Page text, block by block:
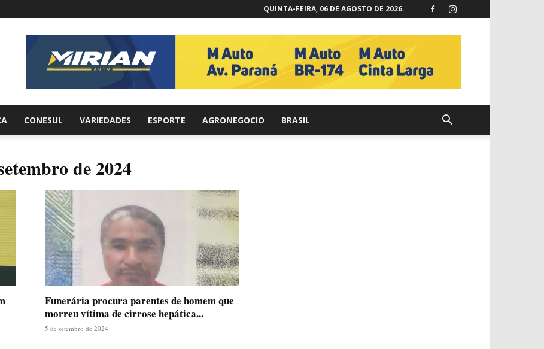
QUINTA-FEIRA, 06 DE AGOSTO DE 2026.
CONESUL VARIEDADES ESPORTE AGRONEGOCIO BRASIL
de 2024
Funerária procura parentes de homem que
morreu vítima de cirrose hepática...
5 de setembro de 2024